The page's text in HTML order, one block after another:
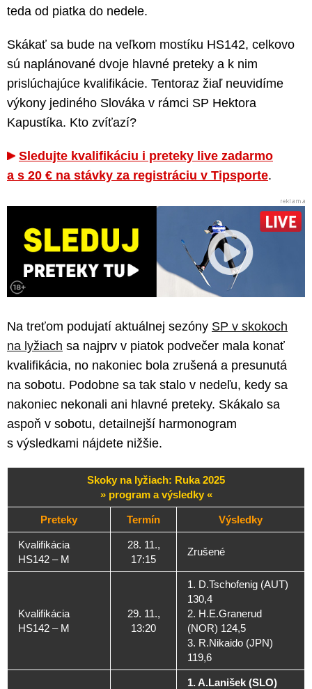
teda od piatka do nedele.
Skákať sa bude na veľkom mostíku HS142, celkovo
sú naplánované dvoje hlavné preteky a k nim
prislúchajúce kvalifikácie. Tentoraz žiaľ neuvidíme
výkony jediného Slováka v rámci SP Hektora
Kapustíka. Kto zvíťazí?
Sledujte kvalifikáciu i preteky live zadarmo
a s 20 € na stávky za registráciu v Tipsporte.
Na treťom podujatí aktuálnej sezóny SP v skokoch
na lyžiach sa najprv v piatok podvečer mala konať
kvalifikácia, no nakoniec bola zrušená a presunutá
na sobotu. Podobne sa tak stalo v nedeľu, kedy sa
nakoniec nekonali ani hlavné preteky. Skákalo sa
aspoň v sobotu, detailnejší harmonogram
s výsledkami nájdete nižšie.
Skoky na lyžiach: Ruka 2025
» program a výsledky «
Preteky Termín Výsledky
Kvalifikácia
HS142 – M
28. 11.,
17:15
Zrušené
Kvalifikácia
HS142 – M
29. 11.,
13:20
1. D.Tschofenig (AUT)
130,4
2. H.E.Granerud
(NOR) 124,5
3. R.Nikaido (JPN)
119,6
1. A.Lanišek (SLO)